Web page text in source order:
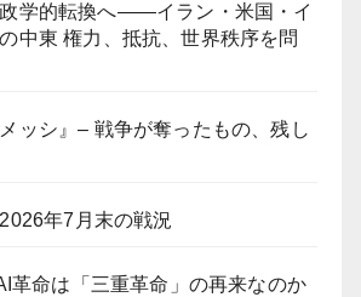
学的転換へ――イラン・米国・イ
中東 権力、抵抗、世界秩序を問
ッシ』– 戦争が奪ったもの、残し
年7月末の戦況
革命は「三重革命」の再来なのか